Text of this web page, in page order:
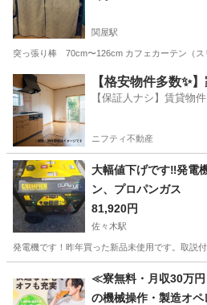
関屋駅
突っ張り棒 70cm〜126cm カフェカーテン（
新潟 新潟市 関屋駅 その他
【格安物件多数✨
【保証人ナシ】賃貸物
ニフティ不動産
大幅値下げです‼️発電
ン、プロパンガス
81,920円
佐々木駅
発電機です！昨年買った新品未使用です。取説
佐々木駅 その他
≪寮無料・月収30万
の機械操作・製造オペ